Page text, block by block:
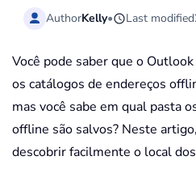
AuthorKelly• Last modified
Você pode saber que o
os catálogos de endereços
mas você sabe em qual pasta
offline são salvos? Neste
descobrir facilmente o local